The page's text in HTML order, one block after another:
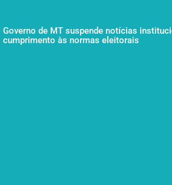
Governo de MT suspende notícias
cumprimento às normas eleitorais